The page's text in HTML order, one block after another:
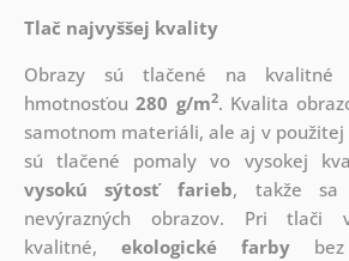
Tlač najvyššej kvality
Obrazy sú tlačené na
hmotnosťou280 g/m2. Kvalita
samotnom materiáli, ale aj v použitej
sú tlačené pomaly vo vysokej
vysokú sýtosť farieb, takže sa
nevýrazných obrazov. Pri tlači
kvalitné, ekologické farby bez